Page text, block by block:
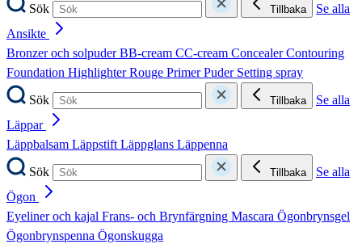
Sök Tillbaka
Se alla
Ansikte
Bronzer och solpuderBB-cream CC-cream ConcealerContouring
Foundation HighlighterRouge PrimerPuder Setting spray
Sök
Tillbaka
Se alla
Läppar
Läppbalsam LäppstiftLäppglans Läppenna
Sök
Tillbaka
Se alla
Ögon
Eyeliner och kajal Frans- och Brynfärgning Mascara Ögonbrynsgel
Ögonbrynspenna Ögonskugga